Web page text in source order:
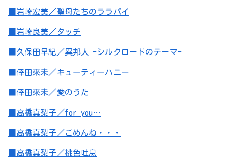
■岩崎宏美／聖母たちのララバイ
■岩崎良美／タッチ
■久保田早紀／異邦人 -シルクロードのテーマ-
■倖田來未／キューティーハニー
■倖田來未／愛のうた
■高橋真梨子／for you…
■高橋真梨子／ごめんね・・・
■高橋真梨子／桃色吐息